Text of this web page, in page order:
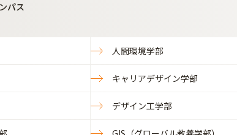
パス
人間環境学部
キャリアデザイン学部
デザイン工学部